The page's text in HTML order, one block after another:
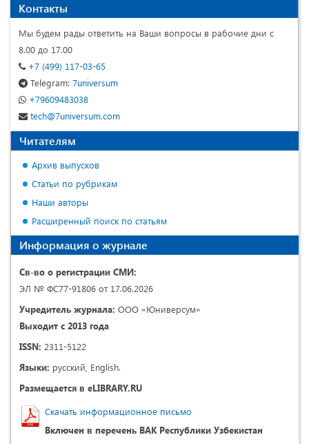
Контакты
Мы будем рады ответить на Ваши вопросы в рабочие дни с
8.00 до 17.00
+7 (499) 117-03-65
Telegram: 7universum
+79609483038
tech@7universum.com
Читателям
Архив выпусков
Статьи по рубрикам
Наши авторы
Расширенный поиск по статьям
Информация о журнале
Св-во о регистрации СМИ:
ЭЛ № ФС77-91806 от 17.06.2026
Учредитель журнала: ООО «Юниверсум»
Выходит с 2013 года
ISSN: 2311-5122
Языки: русский, English.
Размещается в eLIBRARY.RU
Скачать информационное письмо
Включен в перечень ВАК Республики Узбекистан